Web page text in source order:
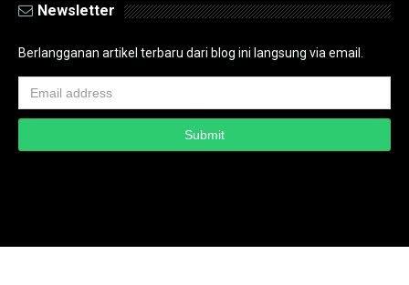
Newsletter
Berlangganan artikel terbaru dari blog ini langsung via email.